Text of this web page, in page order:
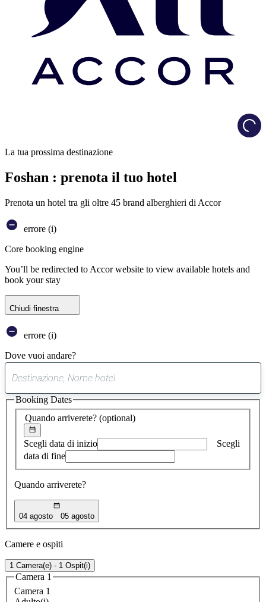
La tua prossima destinazione
Foshan : prenota il tuo hotel
Prenota un hotel tra gli oltre 45 brand alberghieri di Accor
errore (i)
Core booking engine
You’ll be redirected to Accor website to view available hotels and
book your stay
Chiudi finestra
errore (i)
Dove vuoi andare?
suggerimento
trovato
Quando arriverete? (optional)
Scegli data di inizio
Scegli
data di fine
Quando arriverete?
04 agosto 05 agosto
Booking Dates
Camere e ospiti
1 Camera(e) - 1 Ospit(i)
Camera 1
Camera 1